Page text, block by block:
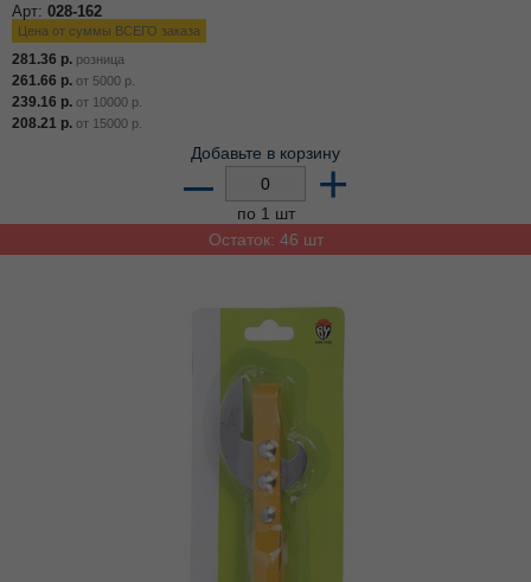
Арт: 028-162
Цена от суммы ВСЕГО заказа
281.36 р. розница
261.66 р. от 5000 р.
239.16 р. от 10000 р.
208.21 р. от 15000 р.
Добавьте в корзину
– +
по 1 шт
Остаток: 46 шт